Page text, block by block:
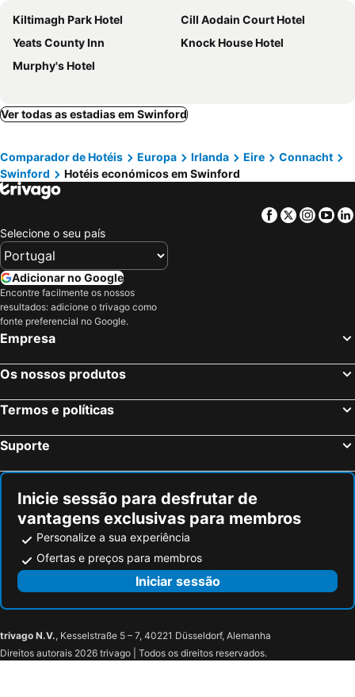
Kiltimagh Park Hotel
Cill Aodain Court Hotel
Yeats County Inn
Knock House Hotel
Murphy's Hotel
Ver todas as estadias em Swinford
Comparador de Hotéis Europa Irlanda Eire
Connacht
Swinford
Hotéis económicos em Swinford
Facebook
Twitter
Selecione o seu país
Adicionar no Google
Encontre facilmente os nossos
resultados: adicione o trivago como
fonte preferencial no Google.
Empresa
Os nossos produtos
Termos e políticas
Suporte
Inicie sessão para desfrutar de
vantagens exclusivas para membros
Personalize a sua experiência
Ofertas e preços para membros
Iniciar sessão
trivago N.V., Kesselstraße 5 – 7, 40221 Düsseldorf, Alemanha
Direitos autorais 2026 trivago | Todos os direitos reservados.